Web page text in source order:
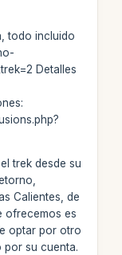
todo incluido
Detalles
trek desde su
Calientes, de
ofrecemos es
optar por otro
por su cuenta.